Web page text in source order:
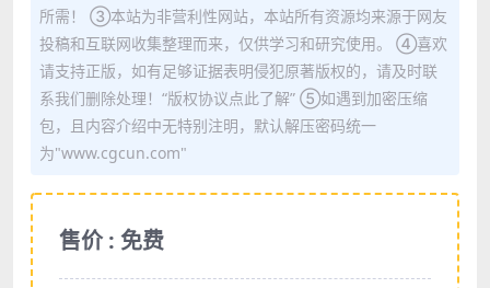
所需！ ③本站为非营利性网站，本站所有资源均来源于网友
投稿和互联网收集整理而来，仅供学习和研究使用。 ④喜欢
请支持正版，如有足够证据表明侵犯原著版权的，请及时联
系我们删除处理！“版权协议点此了解” ⑤如遇到加密压缩
包，且内容介绍中无特别注明，默认解压密码统一
为"www.cgcun.com"
售价 : 免费